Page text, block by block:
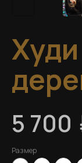
5 700
Размер